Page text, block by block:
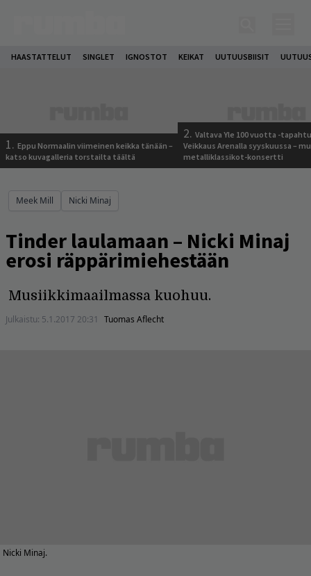
HAASTATTELUT SINGLET IGNOSTOT KEIKAT UUTUUSBIISIT
1. Eppu Normaalin viimeinen keikka tänään –
katso kuvagalleria torstailta täältä
2. Valtava Yle 100 vuotta -
Veikkaus Arenalla syyskuussa –
metalliklassikot-konsertti
Meek Mill Nicki Minaj
Tinder laulamaan – Nicki Minaj
erosi räppärimiehestään
Musiikkimaailmassa kuohuu.
Julkaistu: 5.1.2017 20:31 Tuomas Aflecht
Nicki Minaj.